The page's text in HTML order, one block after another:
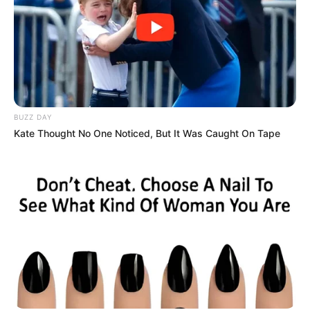
Aisne Nouvelle : 13 – 12 – 7 – 1 – 10 – 11 – 4 – 14
BILTO.FR : 7 – 14 – 9 – 12 – 5 – 11 – 13 – 3
Dauphiné-Libéré : 4 – 12 – 3 – 14 – 13 – 11 – 1 – 9
Equidia-Live : 12 – 9 – 1 – 3 – 4 – 13 – 14 – 11
Europe1 : 4 – 5 – 7 – 9 – 13 – 14 – 11 – 3
GENY-COURSES : 12 – 9 – 14 – 4 – 3 – 7 – 11 – 1
Gény.com : 4 – 1 – 14 – 9 – 13 – 12 – 7 – 3
Le-Parisien : 1 – 9 – 12 – 13 – 14 – 4 – 3 – 7
Républicain-Lorrain : 1 – 9 – 13 – 4 – 14 – 12 – 7 – 3
Ouest-France : 12 – 9 – 4 – 7 – 14 – 1 – 13 – 11
BUZZ DAY
Kate Thought No One Noticed, But It Was Caught On Tape